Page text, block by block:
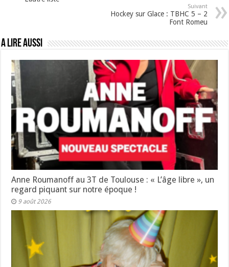
Suivant
Hockey sur Glace : TBHC 5 – 2
Font Romeu
A lire aussi
Anne Roumanoff au 3T de Toulouse : « L’âge libre », un
regard piquant sur notre époque !
9 août 2026